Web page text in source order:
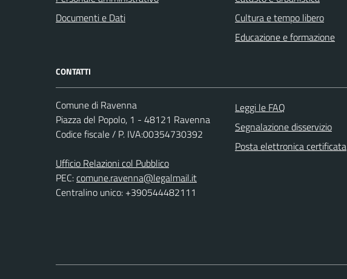
Documenti e Dati
Cultura e tempo libero
Educazione e formazione
CONTATTI
Comune di Ravenna
Piazza del Popolo, 1 - 48121 Ravenna
Codice fiscale / P. IVA:00354730392
Ufficio Relazioni col Pubblico
PEC:comune.ravenna@legalmail.it
Centralino unico: +390544482111
Leggi le FAQ
Segnalazione disservizio
Posta elettronica certificata